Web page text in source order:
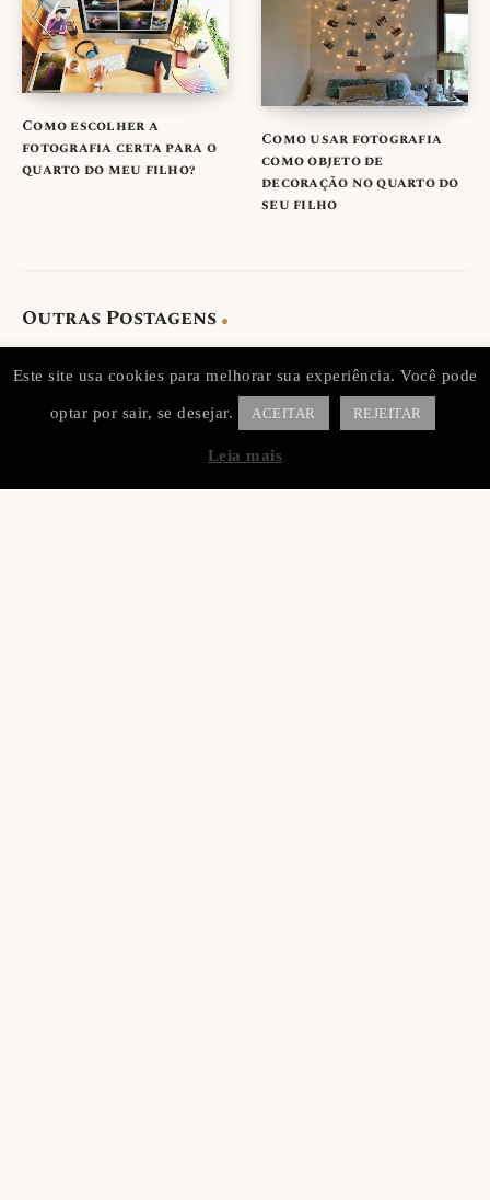
Como escolher a
fotografia certa para o
quarto do meu filho?
Como usar fotografia
como objeto de
decoração no quarto do
seu filho
Outras Postagens
Este site usa cookies para melhorar sua experiência. Você pode
optar por sair, se desejar. ACEITAR REJEITAR
Leia mais